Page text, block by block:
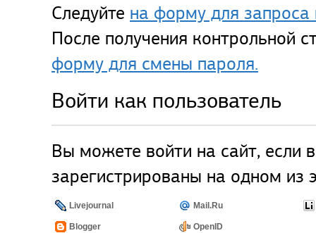
Следуйте на форму для запроса
После получения контрольной
форму для смены пароля.
Войти как пользователь
Вы можете войти на сайт, если
зарегистрированы на одном из
Livejournal Mail.Ru
Blogger OpenID